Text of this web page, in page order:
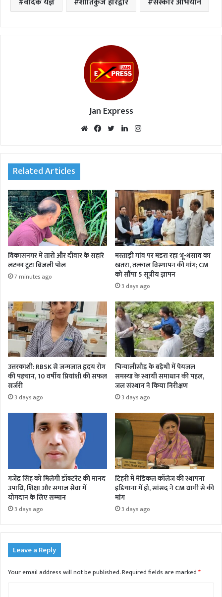
Jan Express
We
te
Fac
oo
Twi
r
Lin
In am
Related Articles
विकासनगर में तारों और दीवार के सहारे
लटका टूटा बिजली पोल
7 minutes ago
मस्ताड़ी गांव पर मंडरा रहा भू-धंसाव का
खतरा, तत्काल विस्थापन की मांग; CM
को सौंपा 5 सूत्रीय ज्ञापन
3 days ago
उत्तरकाशी: RBSK से जन्मजात हृदय रोग
की पहचान, 10 वर्षीय प्रियांशी की सफल
सर्जरी
3 days ago
चिन्यालीसौड़ के बड़ेथी में पेयजल
समस्या के स्थायी समाधान की पहल,
जल संस्थान ने किया निरीक्षण
3 days ago
गजेंद्र सिंह को मिलेगी डॉक्टरेट की मानद
उपाधि, शिक्षा और समाज सेवा में
योगदान के लिए सम्मान
3 days ago
टिहरी में मेडिकल कॉलेज की स्थापना
इड़ियाना में हो, सांसद ने CM धामी से की
मांग
3 days ago
Leave a Reply
Your email address will not be published.Required fields are marked*